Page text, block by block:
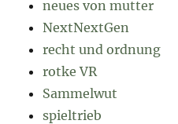
neues von mutter
NextNextGen
recht und ordnung
rotke VR
Sammelwut
spieltrieb